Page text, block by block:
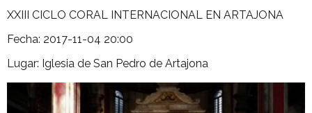
XXIII CICLO CORAL INTERNACIONAL EN ARTAJONA
Fecha: 2017-11-04 20:00
Lugar: Iglesia de San Pedro de Artajona